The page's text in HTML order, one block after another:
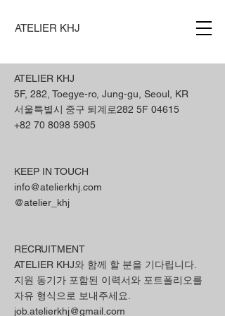
ATELIER KHJ
ATELIER KHJ
5F, 282, Toegye-ro, Jung-gu, Seoul, KR
서울특별시 중구 퇴계로282 5F 04615
+82 70 8098 5905
KEEP IN TOUCH​
info@atelierkhj.com
@atelier_khj
RECRUITMENT​
ATELIER KHJ와 함께 할 분을 기다립니다.
지원 동기가 포함된 이력서와 포트폴리오를
자유 형식으로 보내주세요.
job.atelierkhj@gmail.com